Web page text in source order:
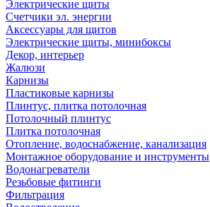
Электрические щиты
Счетчики эл. энергии
Аксессуары для щитов
Электрические щиты, минибоксы
Декор, интерьер
Жалюзи
Карнизы
Пластиковые карнизы
Плинтус, плитка потолочная
Потолочный плинтус
Плитка потолочная
Отопление, водоснабжение, канализация
Монтажное оборудование и инструменты
Водонагреватели
Резьбовые фитинги
Фильтрация